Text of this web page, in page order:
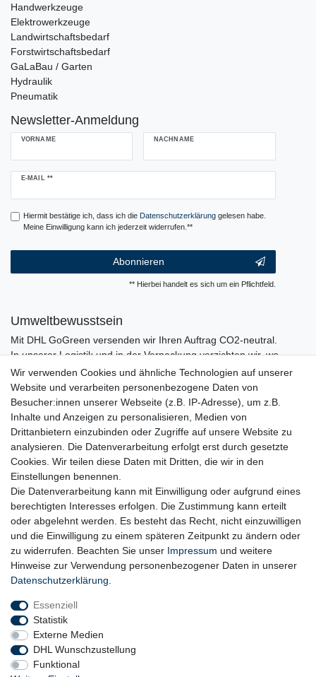
Handwerkzeuge
Elektrowerkzeuge
Landwirtschaftsbedarf
Forstwirtschaftsbedarf
GaLaBau / Garten
Hydraulik
Pneumatik
Newsletter-Anmeldung
VORNAME NACHNAME
E-MAIL **
Newsletter
Hiermit bestätige ich, dass ich die Daten­schutz­erklärunggelesen habe.
Meine Einwilligung kann ich jederzeit widerrufen.**
Abonnieren
** Hierbei handelt es sich um ein Pflichtfeld.
Umweltbewusstsein
Mit DHL GoGreen versenden wir Ihren Auftrag CO2-neutral.
In unserer Logistik und in der Verpackung verzichten wir, wo
immer es möglich ist, auf den Einsatz von Kunststoffen und
Plastik.
Wir verwenden Cookies und ähnliche Technologien auf unserer
Website und verarbeiten personenbezogene Daten von
Besucher:innen unserer Webseite (z.B. IP-Adresse), um z.B.
Inhalte und Anzeigen zu personalisieren, Medien von
Drittanbietern einzubinden oder Zugriffe auf unsere Website zu
analysieren. Die Datenverarbeitung erfolgt erst durch gesetzte
Cookies. Wir teilen diese Daten mit Dritten, die wir in den
Einstellungen benennen.
Die Datenverarbeitung kann mit Einwilligung oder aufgrund eines
berechtigten Interesses erfolgen. Die Zustimmung kann erteilt
oder abgelehnt werden. Es besteht das Recht, nicht einzuwilligen
und die Einwilligung zu einem späteren Zeitpunkt zu ändern oder
zu widerrufen. Beachten Sie unser Impressum und weitere
Hinweise zur Verwendung personenbezogener Daten in unserer
Daten­schutz­erklärung
Essenziell
Statistik
Externe Medien
DHL Wunschzustellung
Funktional